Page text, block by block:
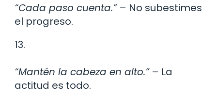
“Cada paso cuenta.”– No subestimes
el progreso.
13.
“Mantén la cabeza en alto.”– La
actitud es todo.